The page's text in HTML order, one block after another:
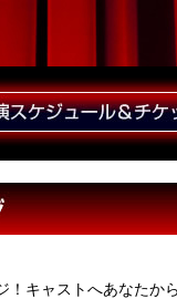
キャストへあなたか